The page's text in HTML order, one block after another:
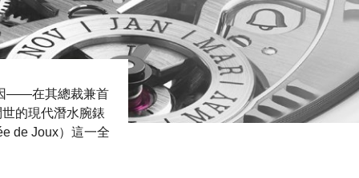
——在其總裁兼首
的現代潛水腕錶
de Joux）這一全